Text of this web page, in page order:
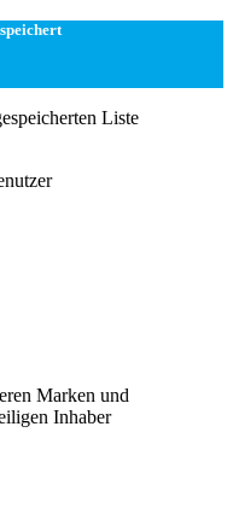
Liste
Marken und
Inhaber